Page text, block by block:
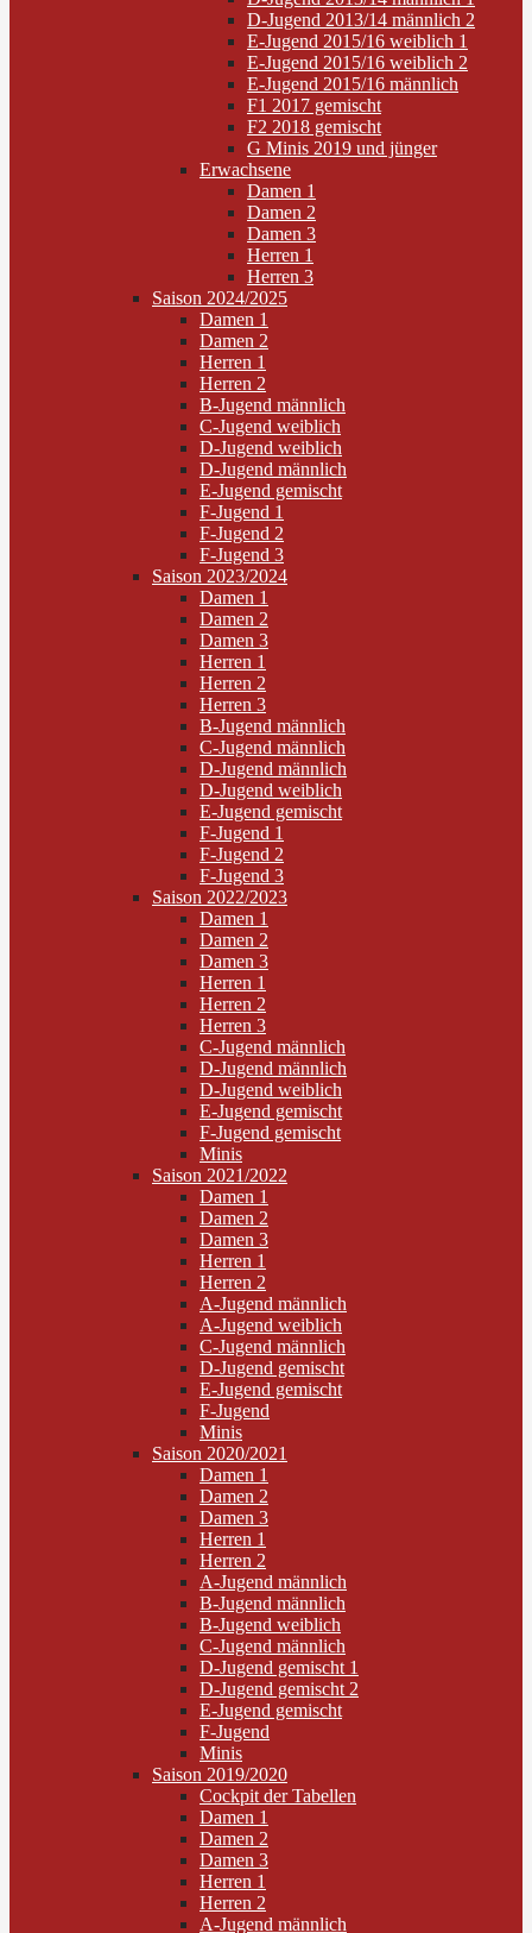
D-Jugend 2013/14 männlich 2
E-Jugend 2015/16 weiblich 1
E-Jugend 2015/16 weiblich 2
E-Jugend 2015/16 männlich
F1 2017 gemischt
F2 2018 gemischt
G Minis 2019 und jünger
Erwachsene
Damen 1
Damen 2
Damen 3
Herren 1
Herren 3
Saison 2024/2025
Damen 1
Damen 2
Herren 1
Herren 2
B-Jugend männlich
C-Jugend weiblich
D-Jugend weiblich
D-Jugend männlich
E-Jugend gemischt
F-Jugend 1
F-Jugend 2
F-Jugend 3
Saison 2023/2024
Damen 1
Damen 2
Damen 3
Herren 1
Herren 2
Herren 3
B-Jugend männlich
C-Jugend männlich
D-Jugend männlich
D-Jugend weiblich
E-Jugend gemischt
F-Jugend 1
F-Jugend 2
F-Jugend 3
Saison 2022/2023
Damen 1
Damen 2
Damen 3
Herren 1
Herren 2
Herren 3
C-Jugend männlich
D-Jugend männlich
D-Jugend weiblich
E-Jugend gemischt
F-Jugend gemischt
Minis
Saison 2021/2022
Damen 1
Damen 2
Damen 3
Herren 1
Herren 2
A-Jugend männlich
A-Jugend weiblich
C-Jugend männlich
D-Jugend gemischt
E-Jugend gemischt
F-Jugend
Minis
Saison 2020/2021
Damen 1
Damen 2
Damen 3
Herren 1
Herren 2
A-Jugend männlich
B-Jugend männlich
B-Jugend weiblich
C-Jugend männlich
D-Jugend gemischt 1
D-Jugend gemischt 2
E-Jugend gemischt
F-Jugend
Minis
Saison 2019/2020
Cockpit der Tabellen
Damen 1
Damen 2
Damen 3
Herren 1
Herren 2
A-Jugend männlich